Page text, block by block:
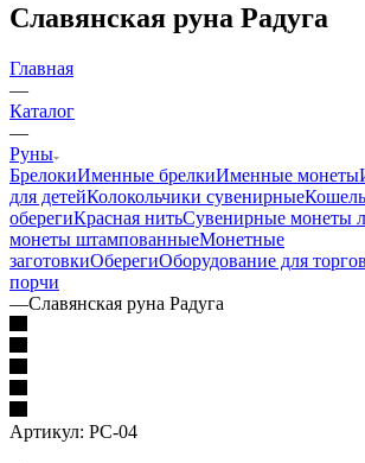
Славянская руна Радуга
Главная
—
Каталог
—
Руны
БрелокиИменные брелкиИменные монеты
для детейКолокольчики сувенирные
оберегиКрасная нитьСувенирные монеты
монеты штампованныеМонетные
заготовкиОберегиОборудование для
порчи
—Славянская руна Радуга
Артикул: РС-04